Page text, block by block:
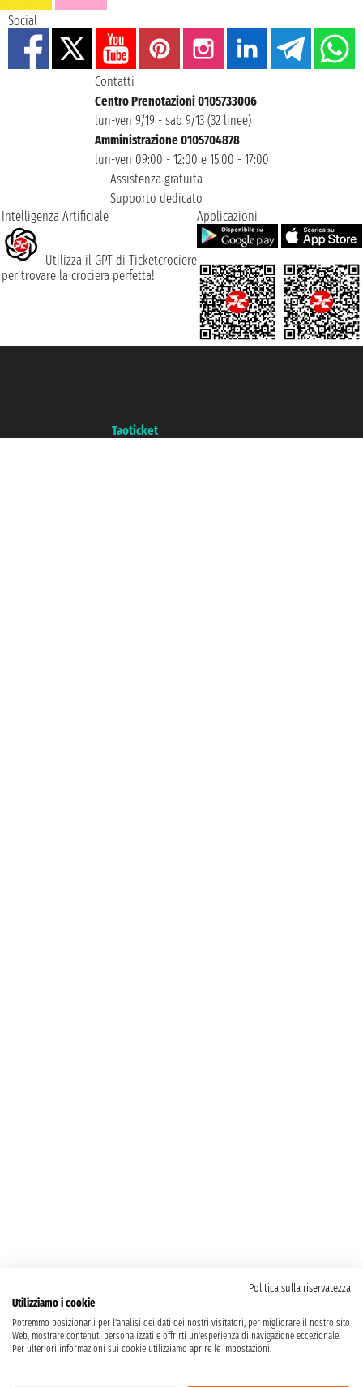
Social
Contatti
Centro Prenotazioni 0105733006
lun-ven 9/19 - sab 9/13 (32 linee)
Amministrazione 0105704878
lun-ven 09:00 - 12:00 e 15:00 - 17:00
Assistenza gratuita
Supporto dedicato
Intelligenza Artificiale
Utilizza il GPT di Ticketcrociere
per trovare la crociera perfetta!
Applicazioni
Taoticket
Politica sulla riservatezza
Utilizziamo i cookie
Potremmo posizionarli per l'analisi dei dati dei nostri visitatori, per migliorare il nostro sito
Web, mostrare contenuti personalizzati e offrirti un'esperienza di navigazione eccezionale.
Per ulteriori informazioni sui cookie utilizziamo aprire le impostazioni.